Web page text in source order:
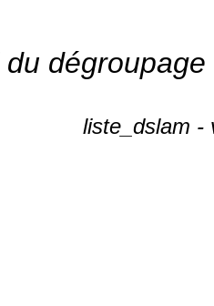
du
liste_dslam -